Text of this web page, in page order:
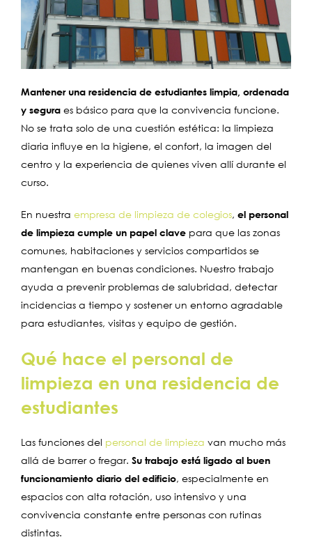
Mantener una residencia de estudiantes limpia, ordenada
y segura es básico para que la convivencia funcione.
No se trata solo de una cuestión estética: la limpieza
diaria influye en la higiene, el confort, la imagen del
centro y la experiencia de quienes viven allí durante el
curso.
En nuestra empresa de limpieza de colegios, el personal
de limpieza cumple un papel clave para que las zonas
comunes, habitaciones y servicios compartidos se
mantengan en buenas condiciones. Nuestro trabajo
ayuda a prevenir problemas de salubridad, detectar
incidencias a tiempo y sostener un entorno agradable
para estudiantes, visitas y equipo de gestión.
Qué hace el personal de
limpieza en una residencia de
estudiantes
Las funciones del personal de limpieza van mucho más
allá de barrer o fregar. Su trabajo está ligado al buen
funcionamiento diario del edificio, especialmente en
espacios con alta rotación, uso intensivo y una
convivencia constante entre personas con rutinas
distintas.